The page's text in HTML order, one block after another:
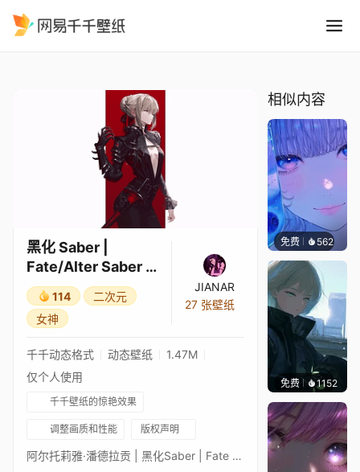
黑化 Saber |
Fate/Alter Saber |
Fate
114
二次元
女神
JIANAR
27 张壁纸
千千动态格式 动态壁纸
1.47M
仅个人使用
千千壁纸的惊艳效果
调整画质和性能 版权声明
阿尔托莉雅·潘德拉贡 | 黑化Saber | Fate | 2560x1440 作品作者：@fajyobore323 (Twitter|X) 创作过程视频：https://www.youtube.com/watch?v=KSx3jcbpq2I/Artoria Pendragon | Alter Saber | Fate | 2560x1440Author of the art: @fajyobore323(Twitter|X)Video of the creation process: https://www.youtube.com/watch?v=KSx3jcbpq2I
相似内容
免费 562辰东
免费 1152辰东